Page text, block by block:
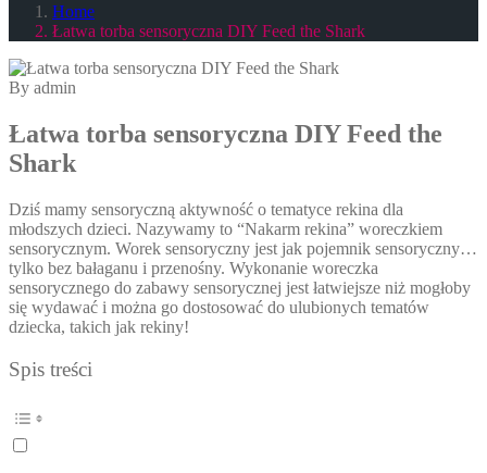
Home
Łatwa torba sensoryczna DIY Feed the Shark
By admin
Łatwa torba sensoryczna DIY Feed the
Shark
Dziś mamy sensoryczną aktywność o tematyce rekina dla
młodszych dzieci. Nazywamy to “Nakarm rekina” woreczkiem
sensorycznym. Worek sensoryczny jest jak pojemnik sensoryczny…
tylko bez bałaganu i przenośny. Wykonanie woreczka
sensorycznego do zabawy sensorycznej jest łatwiejsze niż mogłoby
się wydawać i można go dostosować do ulubionych tematów
dziecka, takich jak rekiny!
Spis treści